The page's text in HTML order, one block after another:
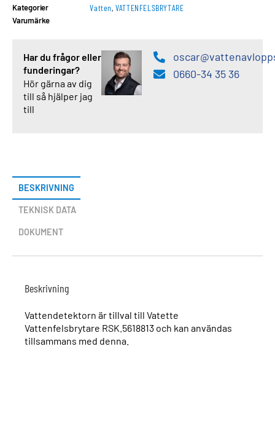
Kategorier
Vatten,VATTENFELSBRYTARE
Varumärke
Har du frågor eller
funderingar?
Hör gärna av dig
till så hjälper jag
till
0660-34 35 36
BESKRIVNING
TEKNISK DATA
DOKUMENT
Beskrivning
Vattendetektorn är tillval till Vatette
Vattenfelsbrytare RSK.5618813 och kan användas
tillsammans med denna.